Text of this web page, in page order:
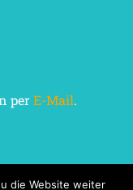
perE-Mail.
die Website weiter